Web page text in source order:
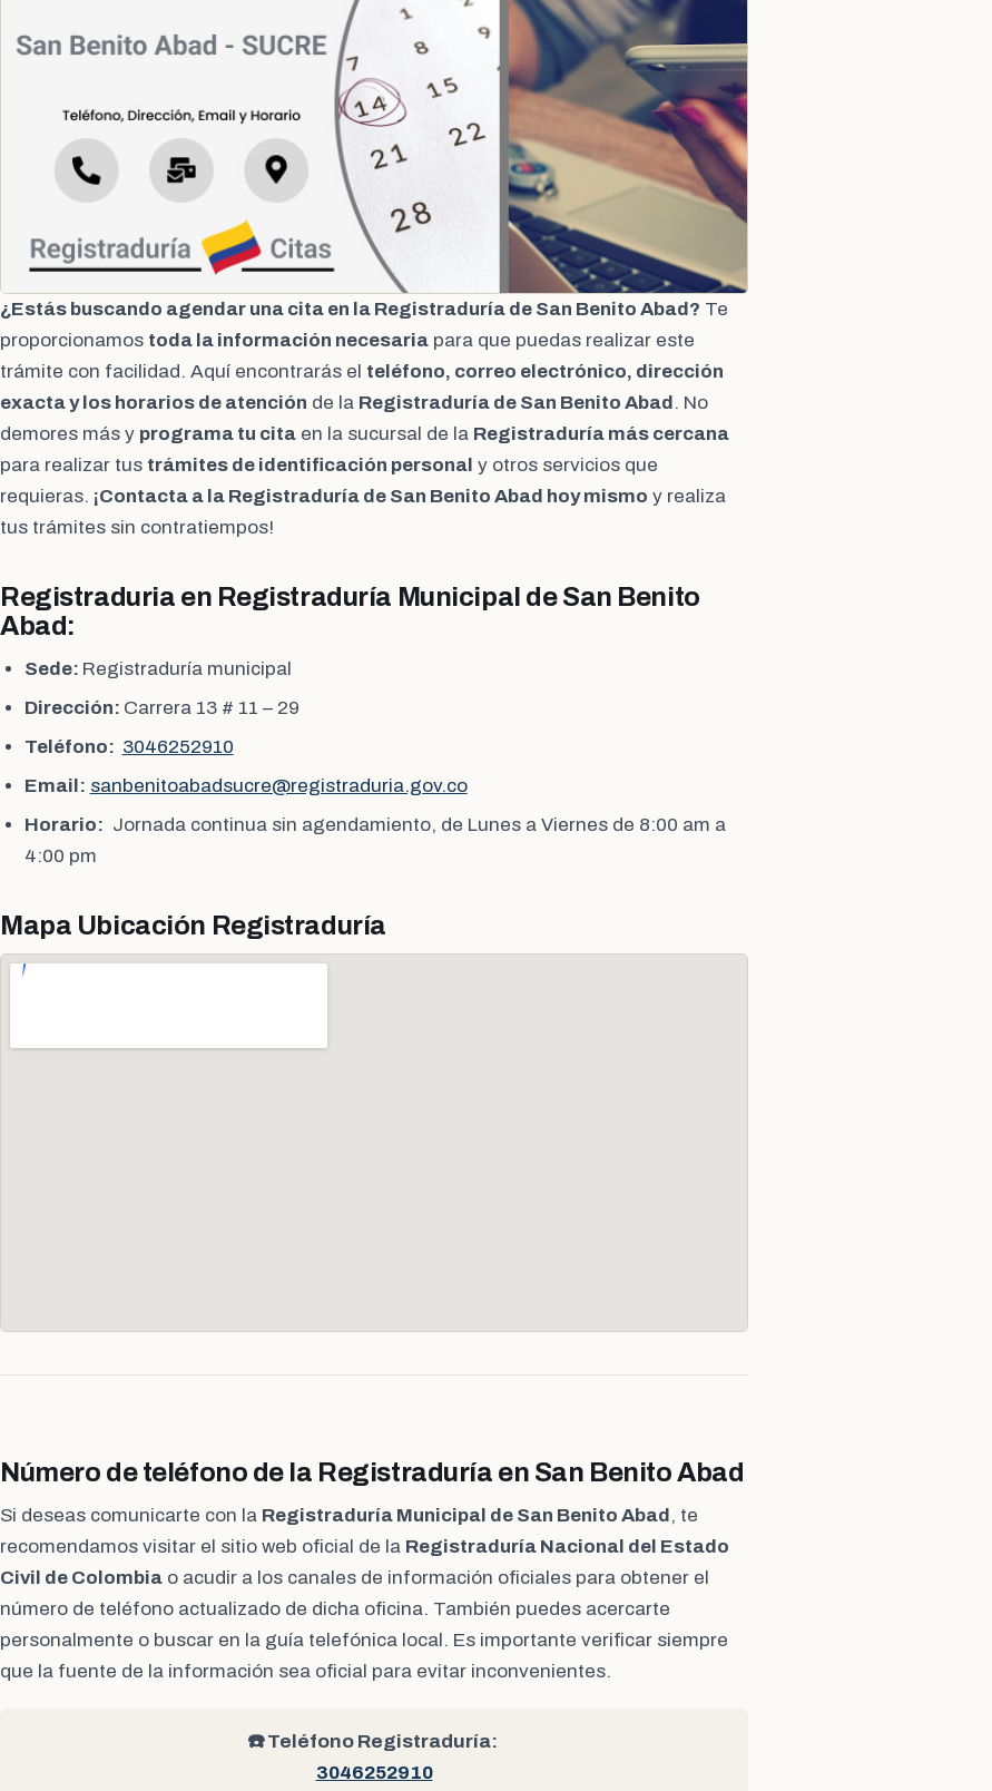
¿Estás buscando agendar una cita en la Registraduría de San Benito Abad? Te
proporcionamos toda la información necesaria para que puedas realizar este
trámite con facilidad. Aquí encontrarás el teléfono, correo electrónico, dirección
exacta y los horarios de atención de la Registraduría de San Benito Abad. No
demores más y programa tu cita en la sucursal de la Registraduría más cercana
para realizar tus trámites de identificación personal y otros servicios que
requieras. ¡Contacta a la Registraduría de San Benito Abad hoy mismo y realiza
tus trámites sin contratiempos!
Registraduria en Registraduría Municipal de San Benito
Abad:
Sede: Registraduría municipal
Dirección: Carrera 13 # 11 – 29
Teléfono: 3046252910
Email: sanbenitoabadsucre@registraduria.gov.co
Horario: Jornada continua sin agendamiento, de Lunes a Viernes de 8:00 am a
4:00 pm
Mapa Ubicación Registraduría
Número de teléfono de la Registraduría en San Benito Abad
Si deseas comunicarte con la Registraduría Municipal de San Benito Abad, te
recomendamos visitar el sitio web oficial de la Registraduría Nacional del Estado
Civil de Colombia o acudir a los canales de información oficiales para obtener el
número de teléfono actualizado de dicha oficina. También puedes acercarte
personalmente o buscar en la guía telefónica local. Es importante verificar siempre
que la fuente de la información sea oficial para evitar inconvenientes.
☎️ Teléfono Registraduría:
3046252910